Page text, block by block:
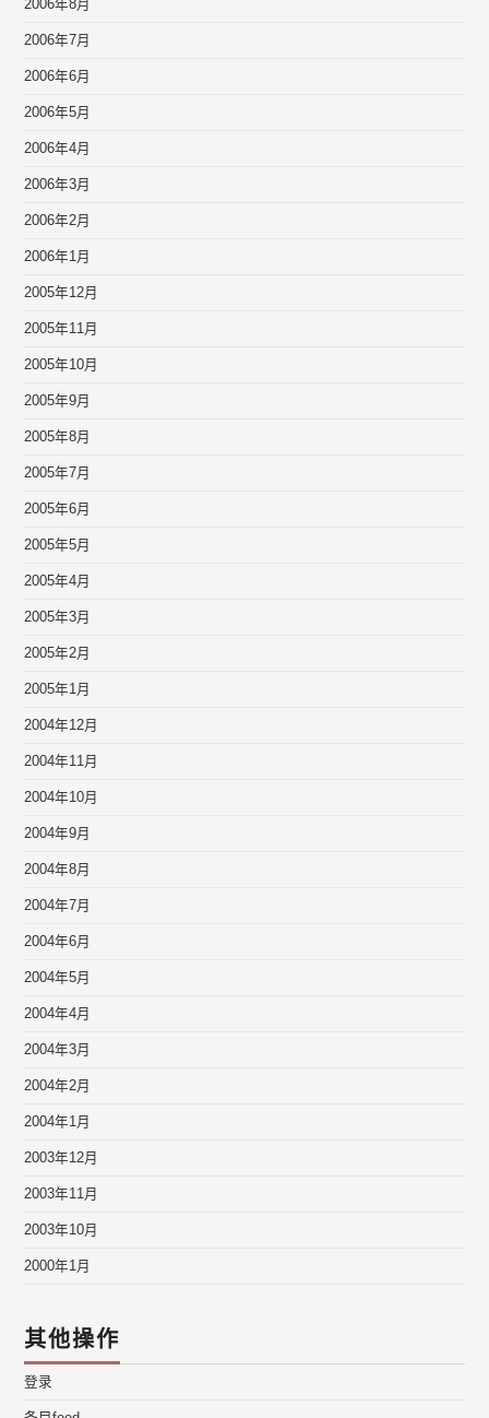
2006年8月
2006年7月
2006年6月
2006年5月
2006年4月
2006年3月
2006年2月
2006年1月
2005年12月
2005年11月
2005年10月
2005年9月
2005年8月
2005年7月
2005年6月
2005年5月
2005年4月
2005年3月
2005年2月
2005年1月
2004年12月
2004年11月
2004年10月
2004年9月
2004年8月
2004年7月
2004年6月
2004年5月
2004年4月
2004年3月
2004年2月
2004年1月
2003年12月
2003年11月
2003年10月
2000年1月
其他操作
登录